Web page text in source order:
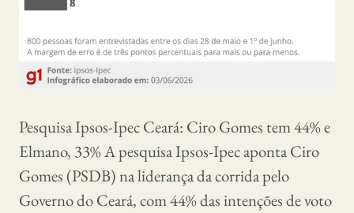
Pesquisa Ipsos-Ipec Ceará: Ciro Gomes tem 44% e
Elmano, 33% A pesquisa Ipsos-Ipec aponta Ciro
Gomes (PSDB) na liderança da corrida pelo
Governo do Ceará, com 44% das intenções de voto